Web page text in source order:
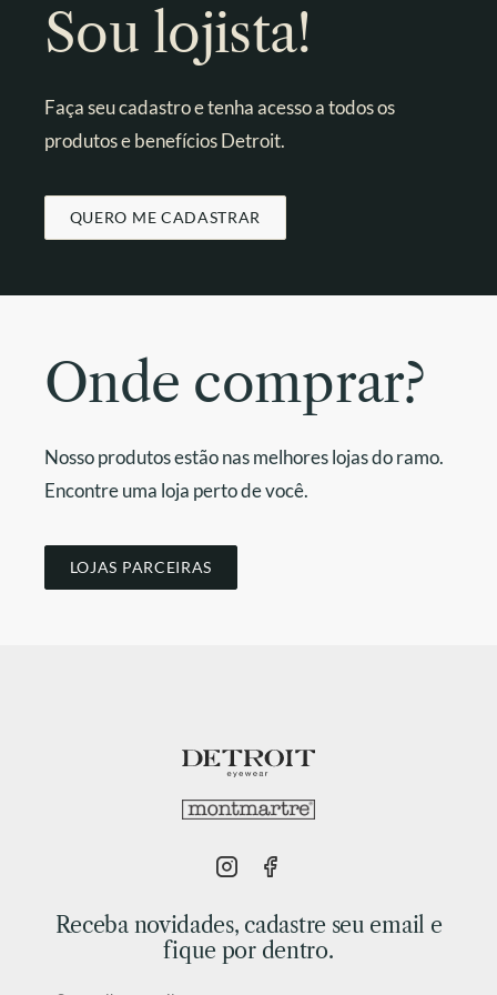
Sou lojista!
Faça seu cadastro e tenha acesso a todos os
produtos e benefícios Detroit.
QUERO ME CADASTRAR
Onde comprar?
Nosso produtos estão nas melhores lojas do ramo.
Encontre uma loja perto de você.
LOJAS PARCEIRAS
Receba novidades, cadastre seu email e
fique por dentro.